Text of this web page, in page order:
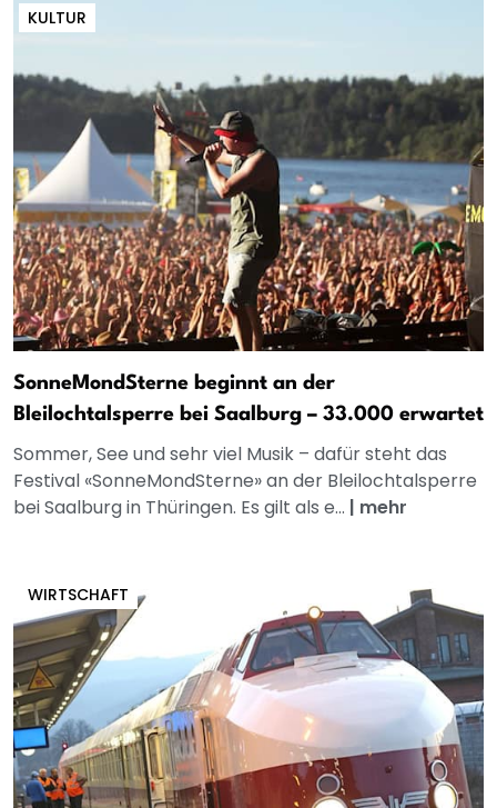
KULTUR
SonneMondSterne beginnt an der
Bleilochtalsperre bei Saalburg – 33.000 erwartet
Sommer, See und sehr viel Musik – dafür steht das
Festival «SonneMondSterne» an der Bleilochtalsperre
bei Saalburg in Thüringen. Es gilt als e... | mehr
WIRTSCHAFT